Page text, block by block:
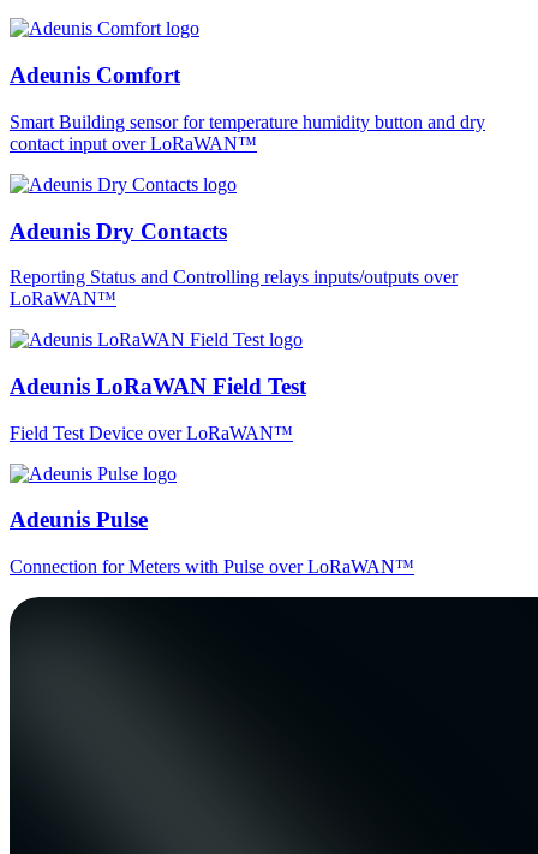
Adeunis Comfort
Smart Building sensor for temperature humidity button and dry
contact input over LoRaWAN™
Adeunis Dry Contacts
Reporting Status and Controlling relays inputs/outputs over
LoRaWAN™
Adeunis LoRaWAN Field Test
Field Test Device over LoRaWAN™
Adeunis Pulse
Connection for Meters with Pulse over LoRaWAN™